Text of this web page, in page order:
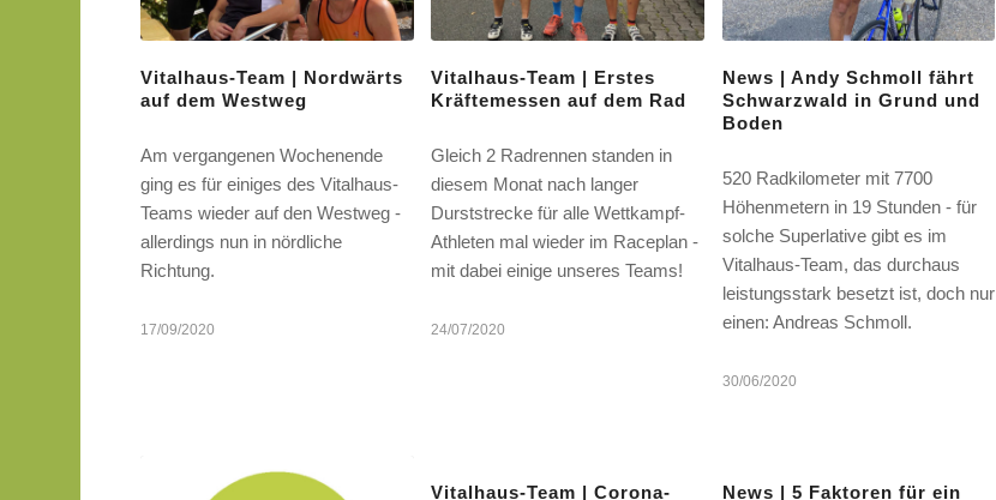
Vitalhaus-Team | Nordwärts
auf dem Westweg
Am vergangenen Wochenende
ging es für einiges des Vitalhaus-
Teams wieder auf den Westweg -
allerdings nun in nördliche
Richtung.
17/09/2020
Vitalhaus-Team | Erstes
Kräftemessen auf dem Rad
Gleich 2 Radrennen standen in
diesem Monat nach langer
Durststrecke für alle Wettkampf-
Athleten mal wieder im Raceplan -
mit dabei einige unseres Teams!
24/07/2020
News | Andy Schmoll fährt
Schwarzwald in Grund und
Boden
520 Radkilometer mit 7700
Höhenmetern in 19 Stunden - für
solche Superlative gibt es im
Vitalhaus-Team, das durchaus
leistungsstark besetzt ist, doch nur
einen: Andreas Schmoll.
30/06/2020
Vitalhaus-Team | Corona-
News | 5 Faktoren für ein